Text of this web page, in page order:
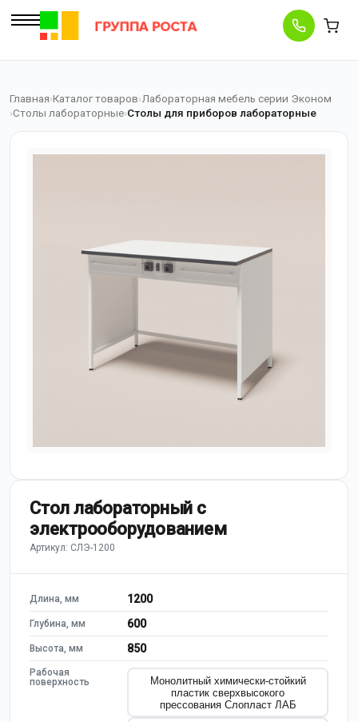
Главная Каталог товаров Лабораторная мебель серии Эконом
Столы лабораторные Столы для приборов лабораторные
Стол лабораторный с
электрооборудованием
Артикул: СЛЭ-1200
Длина, мм 1200
Глубина, мм 600
Высота, мм 850
Рабочая
поверхность
Монолитный химически-стойкий
пластик сверхвысокого
прессования Слопласт ЛАБ